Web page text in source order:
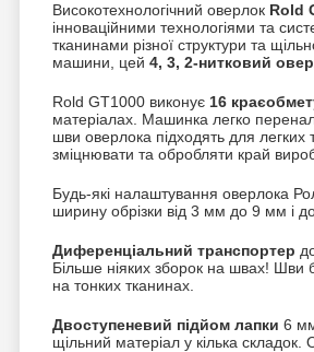
Високотехнологічний оверлок Rold
інноваційними технологіями та
тканинами різної структури та
машини, цей 4, 3, 2-нитковий
Rold GT1000 виконує 16
матеріалах. Машинка легко
шви оверлока підходять для
зміцнювати та обробляти край
Будь-які налаштування оверлока
ширину обрізки від 3 мм до 9 мм і
Диференціальний транспортер
Більше ніяких зборок на швах! Шви
на тонких тканинах.
Двоступеневий підйом лапки 6
щільний матеріал у кілька